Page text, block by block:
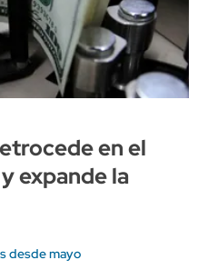
en el
expande la
desde mayo